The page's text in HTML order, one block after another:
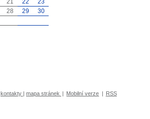
28 29
30
kontakty | mapa stránek | Mobilní verze | RSS